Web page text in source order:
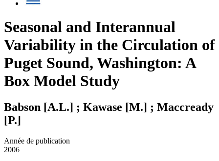
Seasonal and Interannual
Variability in the Circulation of
Puget Sound, Washington: A
Box Model Study
Babson [A.L.] ; Kawase [M.] ; Maccready
[P.]
Année de publication
2006